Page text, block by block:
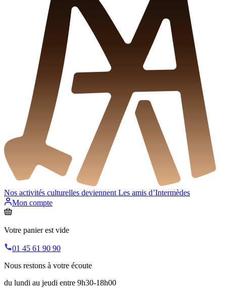
Nos activités culturelles deviennent Les amis d’Intermèdes
Mon compte
Votre panier est vide
01 45 61 90 90
Nous restons à votre écoute
du lundi au jeudi entre 9h30-18h00